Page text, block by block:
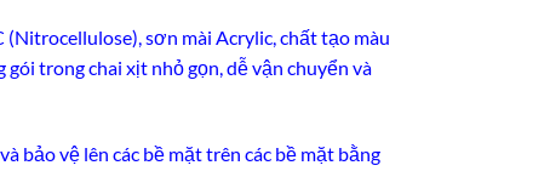
sơn mài Acrylic, chất tạo màu
trong chai xịt nhỏ gọn, dễ vận chuyển và
bảo vệ lên các bề mặt trên các bề mặt bằng